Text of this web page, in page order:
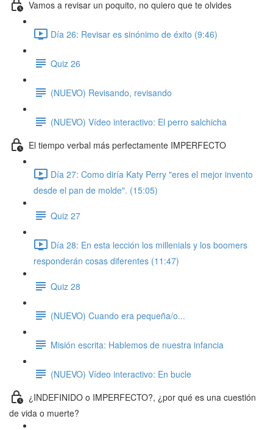
Vamos a revisar un poquito, no quiero que te olvides
Día 26: Revisar es sinónimo de éxito (9:46)
Quiz 26
(NUEVO) Revisando, revisando
(NUEVO) Vídeo interactivo: El perro salchicha
El tiempo verbal más perfectamente IMPERFECTO
Día 27: Como diría Katy Perry "eres el mejor invento
desde el pan de molde". (15:05)
Quiz 27
Día 28: En esta lección los millenials y los boomers
responderán cosas diferentes (11:47)
Quiz 28
(NUEVO) Cuando era pequeña/o...
Misión escrita: Hablemos de nuestra infancia
(NUEVO) Vídeo interactivo: En bucle
¿INDEFINIDO o IMPERFECTO?, ¿por qué es una cuestión
de vida o muerte?